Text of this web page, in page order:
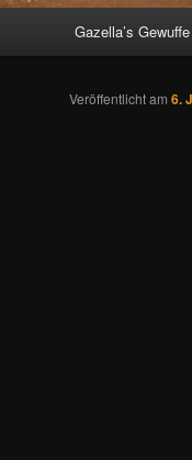
Gazella’s Gewuffe
Veröffentlicht am 6.